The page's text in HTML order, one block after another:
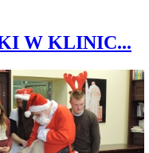
W KLINIC...